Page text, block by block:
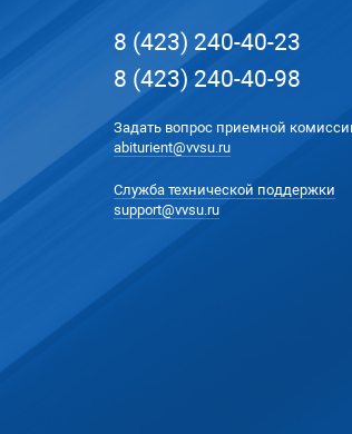
8 (423) 240-40-23
8 (423) 240-40-98
Задать вопрос приемной
abiturient@vvsu.ru
Служба технической поддержки
support@vvsu.ru